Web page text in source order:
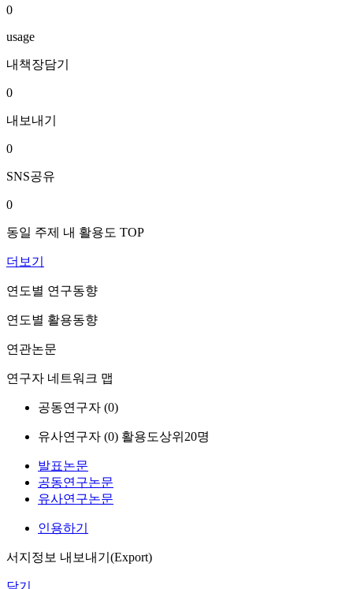
0
usage
내책장담기
0
내보내기
0
SNS공유
0
동일 주제 내 활용도 TOP
더보기
연도별 연구동향
연도별 활용동향
연관논문
연구자 네트워크 맵
공동연구자 (0)
유사연구자 (0) 활용도상위20명
발표논문
공동연구논문
유사연구논문
인용하기
서지정보 내보내기(Export)
닫기